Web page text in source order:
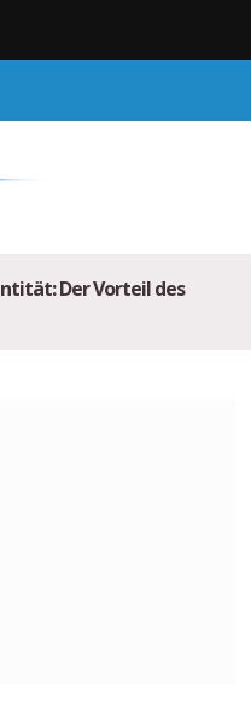
Der Vorteil des